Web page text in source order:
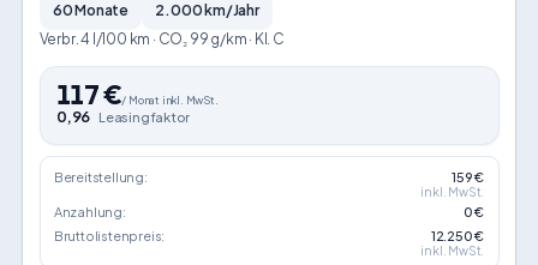
60 Monate
2.000 km/Jahr
Verbr. 4 l/100 km · CO₂ 99 g/km · Kl. C
117€/ Monat inkl. MwSt.
0,96 Leasingfaktor
Bereitstellung: 159 €
inkl. MwSt.
Anzahlung:
0 €
Bruttolistenpreis:
12.250 €
inkl. MwSt.